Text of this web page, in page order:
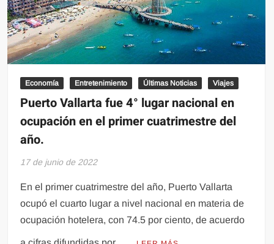
Economía Entretenimiento Últimas Noticias Viajes
Puerto Vallarta fue 4° lugar nacional en
ocupación en el primer cuatrimestre del
año.
17 de junio de 2022
En el primer cuatrimestre del año, Puerto Vallarta
ocupó el cuarto lugar a nivel nacional en materia de
ocupación hotelera, con 74.5 por ciento, de acuerdo